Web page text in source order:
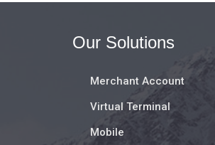
Our Solutions
Merchant Account
Virtual Terminal
Mobile